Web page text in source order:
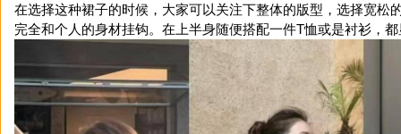
在选择这种裙子的时候，大家可以关注下整体的版型，选择宽松
完全和个人的身材挂钩。在上半身随便搭配一件T恤或是衬衫，